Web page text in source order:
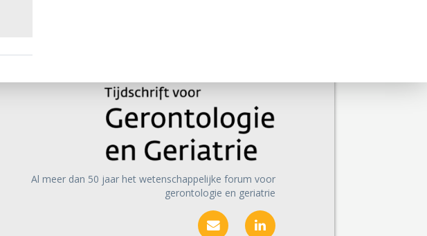
Al meer dan 50 jaar het wetenschappelijke forum voor
gerontologie en geriatrie